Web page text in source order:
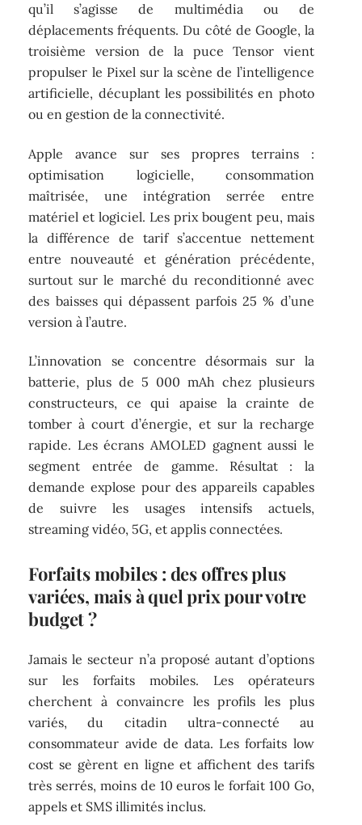
qu’il s’agisse de multimédia ou de
déplacements fréquents. Du côté de Google, la
troisième version de la puce Tensor vient
propulser le Pixel sur la scène de l’intelligence
artificielle, décuplant les possibilités en photo
ou en gestion de la connectivité.
Apple avance sur ses propres terrains :
optimisation logicielle, consommation
maîtrisée, une intégration serrée entre
matériel et logiciel. Les prix bougent peu, mais
la différence de tarif s’accentue nettement
entre nouveauté et génération précédente,
surtout sur le marché du reconditionné avec
des baisses qui dépassent parfois 25 % d’une
version à l’autre.
L’innovation se concentre désormais sur la
batterie, plus de 5 000 mAh chez plusieurs
constructeurs, ce qui apaise la crainte de
tomber à court d’énergie, et sur la recharge
rapide. Les écrans AMOLED gagnent aussi le
segment entrée de gamme. Résultat : la
demande explose pour des appareils capables
de suivre les usages intensifs actuels,
streaming vidéo, 5G, et applis connectées.
Forfaits mobiles : des offres plus
variées, mais à quel prix pour votre
budget ?
Jamais le secteur n’a proposé autant d’options
sur les forfaits mobiles. Les opérateurs
cherchent à convaincre les profils les plus
variés, du citadin ultra-connecté au
consommateur avide de data. Les forfaits low
cost se gèrent en ligne et affichent des tarifs
très serrés, moins de 10 euros le forfait 100 Go,
appels et SMS illimités inclus.